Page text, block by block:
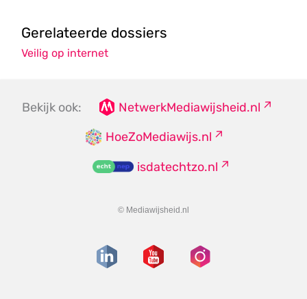
Gerelateerde dossiers
Veilig op internet
Bekijk ook:
NetwerkMediawijsheid.nl
HoeZoMediawijs.nl
isdatechtzo.nl
© Mediawijsheid.nl